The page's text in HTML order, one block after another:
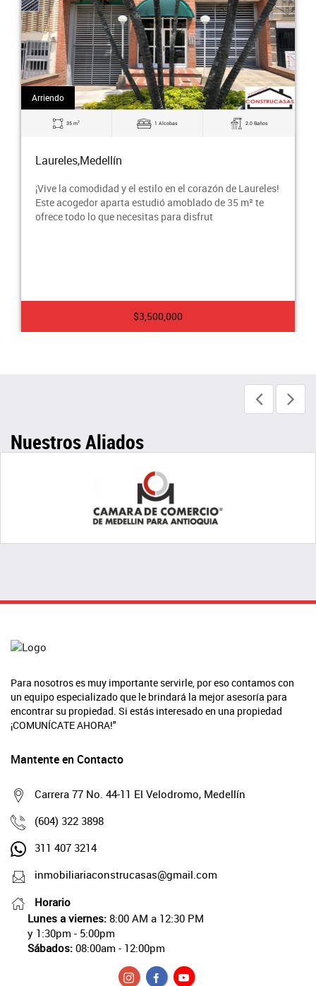
Arriendo
35 m2 1 Alcobas 2.0 Baños
Laureles,Medellín
¡Vive la comodidad y el estilo en el corazón de Laureles!
Este acogedor aparta estudió amoblado de 35 m² te
ofrece todo lo que necesitas para disfrut
$3,500,000
Nuestros Aliados
Para nosotros es muy importante servirle, por eso contamos con
un equipo especializado que le brindará la mejor asesoría para
encontrar su propiedad. Si estás interesado en una propiedad
¡COMUNÍCATE AHORA!"
Mantente en Contacto
Carrera 77 No. 44-11 El Velodromo, Medellín
(604) 322 3898
311 407 3214
inmobiliariaconstrucasas@gmail.com
Horario
Lunes a viernes: 8:00 AM a 12:30 PM
y 1:30pm - 5:00pm
Sábados: 08:00am - 12:00pm